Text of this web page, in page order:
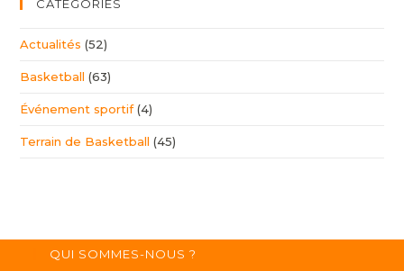
CATÉGORIES
Actualités (52)
Basketball (63)
Événement sportif (4)
Terrain de Basketball (45)
QUI SOMMES-NOUS ?